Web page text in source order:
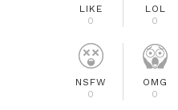
LIKE
0
LOL
0
NSFW
0
OMG
0